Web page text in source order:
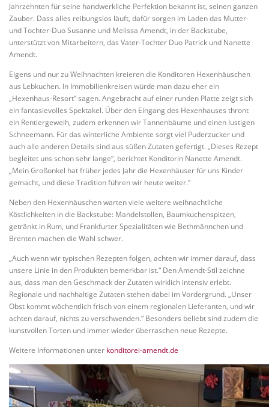
Jahrzehnten für seine handwerkliche Perfektion bekannt ist, seinen ganzen
Zauber. Dass alles reibungslos läuft, dafür sorgen im Laden das Mutter-
und Tochter-Duo Susanne und Melissa Amendt, in der Backstube,
unterstützt von Mitarbeitern, das Vater-Tochter Duo Patrick und Nanette
Amendt.
Eigens und nur zu Weihnachten kreieren die Konditoren Hexenhäuschen
aus Lebkuchen. In Immobilienkreisen würde man dazu eher ein
„Hexenhaus-Resort“ sagen. Angebracht auf einer runden Platte zeigt sich
ein fantasievolles Spektakel. Über den Eingang des Hexenhauses thront
ein Rentiergeweih, zudem erkennen wir Tannenbäume und einen lustigen
Schneemann. Für das winterliche Ambiente sorgt viel Puderzucker und
auch alle anderen Details sind aus süßen Zutaten gefertigt. „Dieses Rezept
begleitet uns schon sehr lange“, berichtet Konditorin Nanette Amendt.
„Mein Großonkel hat früher jedes Jahr die Hexenhäuser für uns Kinder
gemacht, und diese Tradition führen wir heute weiter.“
Neben den Hexenhäuschen warten viele weitere weihnachtliche
Köstlichkeiten in die Backstube: Mandelstollen, Baumkuchenspitzen,
getränkt in Rum, und Frankfurter Spezialitäten wie Bethmännchen und
Brenten machen die Wahl schwer.
„Auch wenn wir typischen Rezepten folgen, achten wir immer darauf, dass
unsere Linie in den Produkten bemerkbar ist.“ Den Amendt-Stil zeichne
aus, dass man den Geschmack der Zutaten wirklich intensiv erlebt.
Regionale und nachhaltige Zutaten stehen dabei im Vordergrund. „Unser
Obst kommt wöchentlich frisch von einem regionalen Lieferanten, und wir
achten darauf, nichts zu verschwenden.“ Besonders beliebt sind zudem die
kunstvollen Torten und immer wieder überraschen neue Rezepte.
Weitere Informationen unter konditorei-amendt.de